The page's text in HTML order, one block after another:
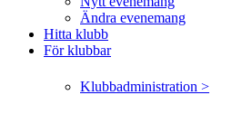
Ändra evenemang
Hitta klubb
För klubbar
Klubbadministration >